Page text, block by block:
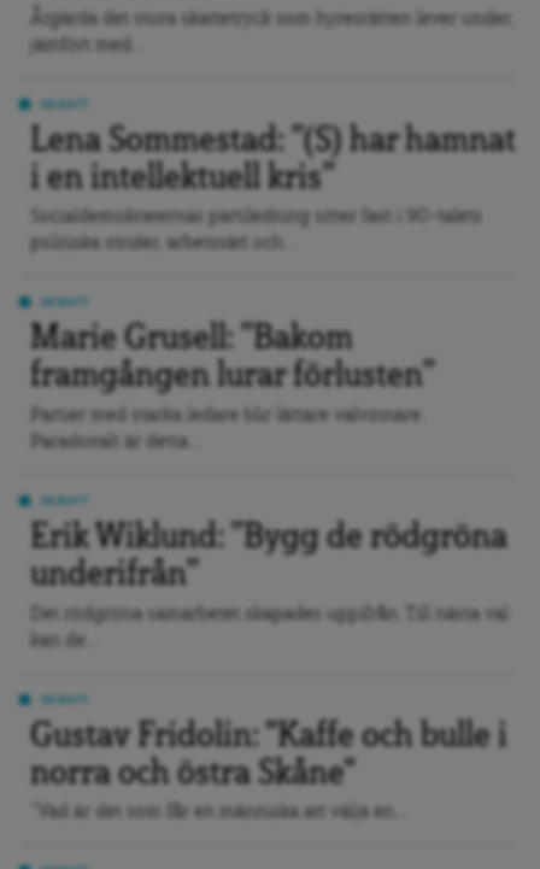
Åtgärda det stora skattetryck som hyresrätten lever under,
jämfört med...
Lena Sommestad: ”(S) har hamnat
i en intellektuell kris”
Socialdemokraternas partiledning sitter fast i 90-talets
politiska strider, arbetssätt och...
Marie Grusell: ”Bakom
framgången lurar förlusten”
Partier med starka ledare blir lättare valvinnare.
Paradoxalt är detta...
Erik Wiklund: ”Bygg de rödgröna
underifrån”
Det rödgröna samarbetet skapades uppifrån. Till nästa val
kan de...
Gustav Fridolin: "Kaffe och bulle i
norra och östra Skåne"
”Vad är det som får en människa att välja en...